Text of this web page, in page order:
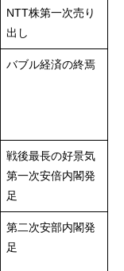
NTT株第一次売り
出し
バブル経済の終焉
戦後最長の好景気
第一次安倍内閣発
足
第二次安部内閣発
足